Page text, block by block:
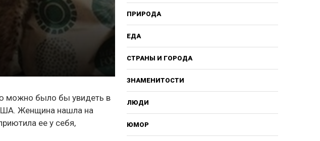
можно было бы увидеть в
Женщина нашла на
ее у себя,
ПРИРОДА
ЕДА
СТРАНЫ И ГОРОДА
ЗНАМЕНИТОСТИ
ЛЮДИ
ЮМОР